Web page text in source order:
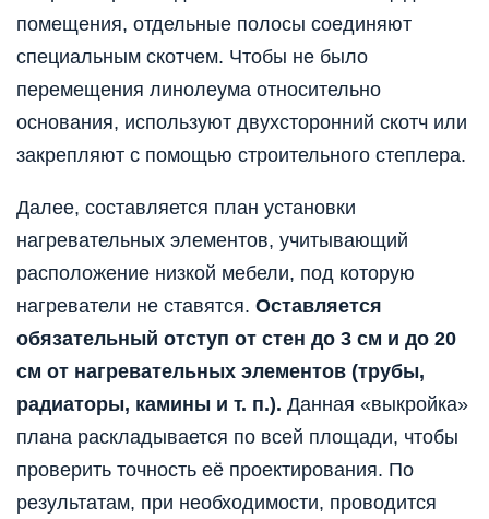
помещения, отдельные полосы соединяют
специальным скотчем. Чтобы не было
перемещения линолеума относительно
основания, используют двухсторонний скотч или
закрепляют с помощью строительного степлера.
Далее, составляется план установки
нагревательных элементов, учитывающий
расположение низкой мебели, под которую
нагреватели не ставятся. Оставляется
обязательный отступ от стен до 3 см и до 20
см от нагревательных элементов (трубы,
радиаторы, камины и т. п.). Данная «выкройка»
плана раскладывается по всей площади, чтобы
проверить точность её проектирования. По
результатам, при необходимости, проводится